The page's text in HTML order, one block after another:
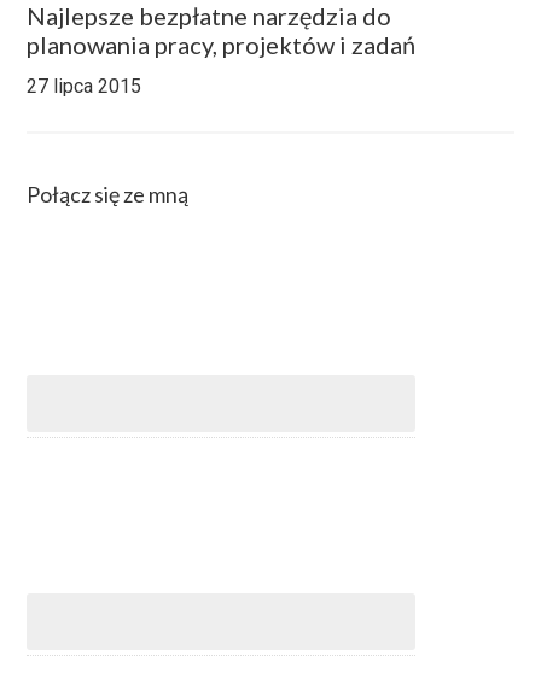
Najlepsze bezpłatne narzędzia do
planowania pracy, projektów i zadań
27 lipca 2015
Połącz się ze mną